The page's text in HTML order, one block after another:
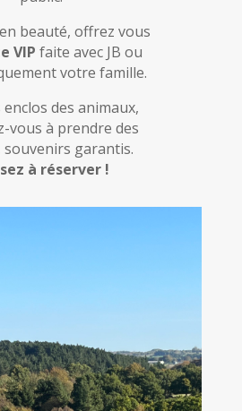
beauté, offrez vous
VIP faite avec JB ou
votre famille.
enclos des animaux,
vous à prendre des
garantis.
à réserver !